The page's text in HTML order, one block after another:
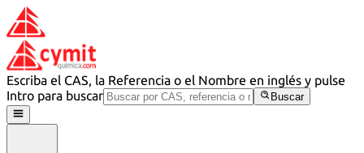
Escriba el CAS, la Referencia o el Nombre en inglés y pulse
Intro para buscar
Buscar